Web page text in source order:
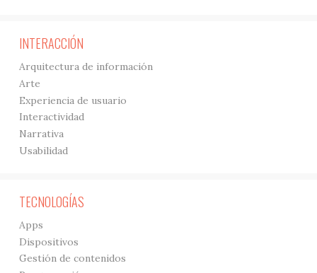
INTERACCIÓN
Arquitectura de información
Arte
Experiencia de usuario
Interactividad
Narrativa
Usabilidad
TECNOLOGÍAS
Apps
Dispositivos
Gestión de contenidos